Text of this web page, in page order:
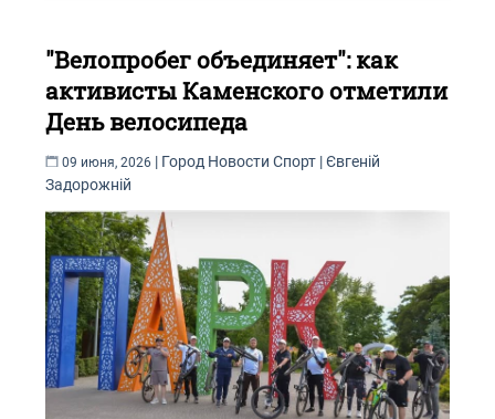
"Велопробег объединяет": как
активисты Каменского отметили
День велосипеда
09 июня, 2026 | Город Новости Спорт |Євгеній
Задорожній